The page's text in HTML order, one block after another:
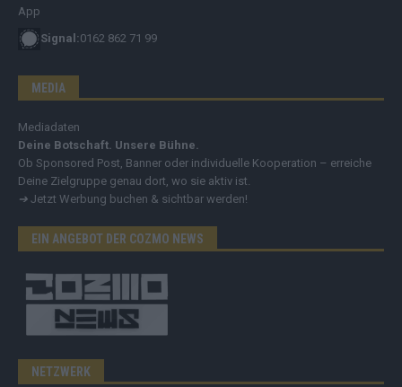
Signal:0162 862 71 99
MEDIA
Mediadaten
Deine Botschaft. Unsere Bühne.
Ob Sponsored Post, Banner oder individuelle Kooperation – erreiche
Deine Zielgruppe genau dort, wo sie aktiv ist.
➔ Jetzt Werbung buchen & sichtbar werden!
EIN ANGEBOT DER COZMO NEWS
NETZWERK